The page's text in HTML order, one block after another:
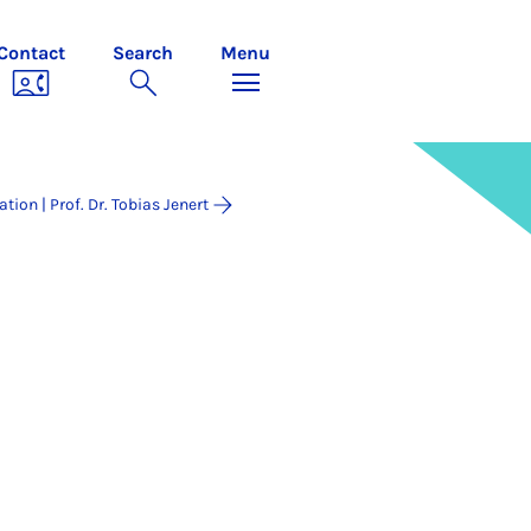
Search Menu
| Prof. Dr. Tobias Jenert